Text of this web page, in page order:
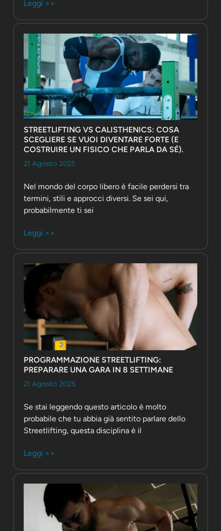
Leggi >>
STREETLIFTING VS CALISTHENICS: COSA
SCEGLIERE SE VUOI DIVENTARE FORTE (E
COSTRUIRE UN FISICO CHE PARLA DA SÉ).
21 Agosto 2025
Nel mondo del corpo libero è facile perdersi tra
termini, stili e approcci diversi. Se sei qui,
probabilmente ti sei
Leggi >>
PROGRAMMAZIONE STREETLIFTING:
PREPARARE UNA GARA IN 8 SETTIMANE
21 Agosto 2025
Se stai leggendo questo articolo è molto
probabile che tu abbia già sentito parlare dello
Streetlifting, questa disciplina è il
Leggi >>